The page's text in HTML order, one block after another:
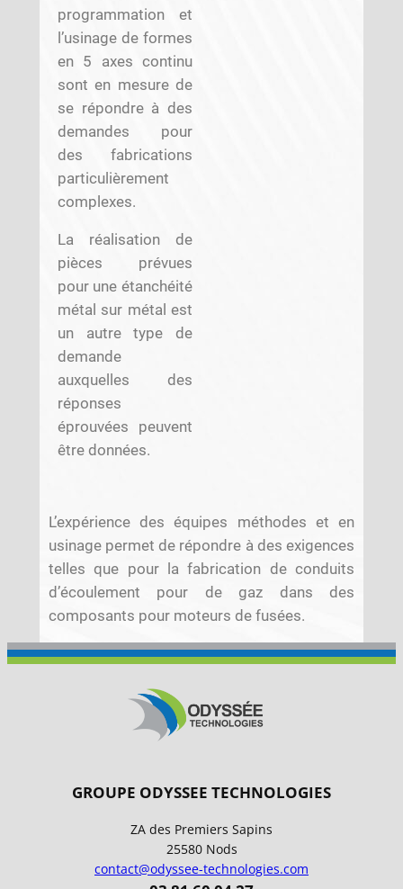
programmation et
l’usinage de formes
en 5 axes continu
sont en mesure de
se répondre à des
demandes pour
des fabrications
particulièrement
complexes.
La réalisation de
pièces prévues
pour une étanchéité
métal sur métal est
un autre type de
demande
auxquelles des
réponses
éprouvées peuvent
être données.
L’expérience des équipes méthodes et en
usinage permet de répondre à des exigences
telles que pour la fabrication de conduits
d’écoulement pour de gaz dans des
composants pour moteurs de fusées.
–
–
–
GROUPE ODYSSEE TECHNOLOGIES
ZA des Premiers Sapins
25580 Nods
contact@odyssee-technologies.com